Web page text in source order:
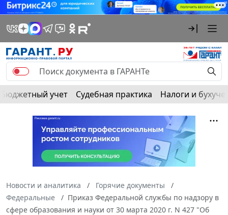
Бюджетный учет Судебная практика Налоги и
Новости и аналитика
Горячие документы
Федеральные
Приказ Федеральной службы по надзору в
сфере образования и науки от 30 марта 2020 г. N 427 "Об